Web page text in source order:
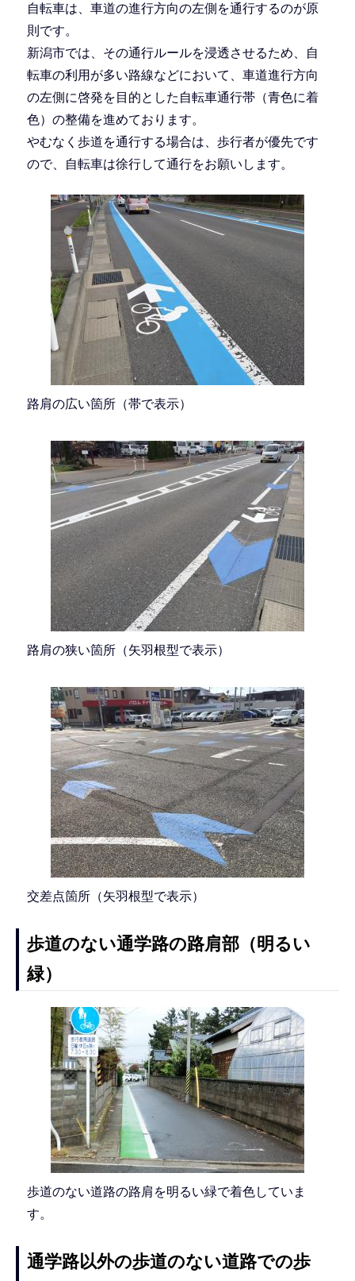
自転車は、車道の進行方向の左側を通行するのが原
則です。
新潟市では、その通行ルールを浸透させるため、自
転車の利用が多い路線などにおいて、車道進行方向
の左側に啓発を目的とした自転車通行帯（青色に着
色）の整備を進めております。
やむなく歩道を通行する場合は、歩行者が優先です
ので、自転車は徐行して通行をお願いします。
路肩の広い箇所（帯で表示）
路肩の狭い箇所（矢羽根型で表示）
交差点箇所（矢羽根型で表示）
歩道のない通学路の路肩部（明るい
緑）
歩道のない道路の路肩を明るい緑で着色していま
す。
通学路以外の歩道のない道路での歩